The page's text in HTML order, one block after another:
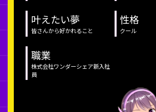
叶えたい夢
皆さんから好かれること
性格
クール
職業
株式会社ワンダーシェア新入社
員